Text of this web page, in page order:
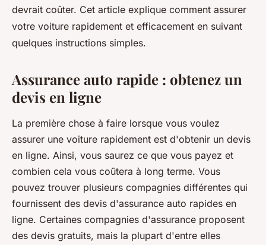
devrait coûter. Cet article explique comment assurer
votre voiture rapidement et efficacement en suivant
quelques instructions simples.
Assurance auto rapide : obtenez un
devis en ligne
La première chose à faire lorsque vous voulez
assurer une voiture rapidement est d'obtenir un devis
en ligne. Ainsi, vous saurez ce que vous payez et
combien cela vous coûtera à long terme. Vous
pouvez trouver plusieurs compagnies différentes qui
fournissent des devis d'assurance auto rapides en
ligne. Certaines compagnies d'assurance proposent
des devis gratuits, mais la plupart d'entre elles